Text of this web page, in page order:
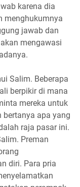
karena dia
menghukumnya
jawab dan
mengawasi
Salim. Beberapa
berpikir di mana
mereka untuk
apa yang
raja pasar ini.
Preman
diri. Para pria